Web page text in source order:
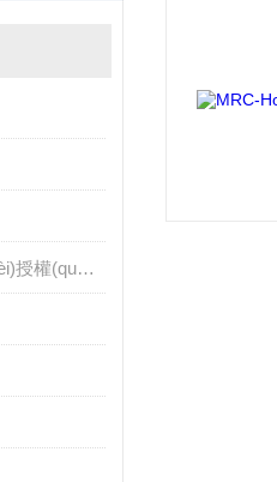
EZBioscience國內(nèi)授權(quán)代理